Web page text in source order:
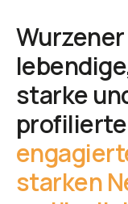
starke
starken